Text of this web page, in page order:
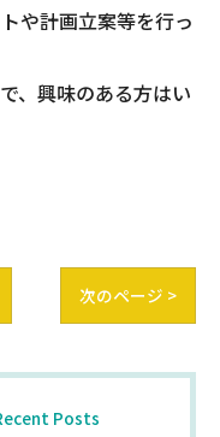
や計画立案等を行っ
、興味のある方はい
次のページ >
Posts